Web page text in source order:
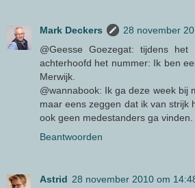
Mark Deckers
28 november
@Geesse Goezegat: tijdens
achterhoofd het nummer: Ik ben
Merwijk.
@wannabook: Ik ga deze week bij
maar eens zeggen dat ik van strijk
ook geen medestanders ga vinden.
Beantwoorden
Astrid 28 november 2010 om